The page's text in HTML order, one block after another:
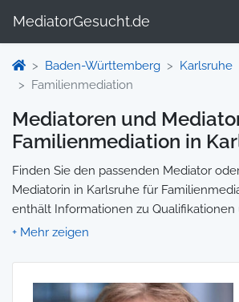
MediatorGesucht.de
Baden-Württemberg
Karlsruhe
Familienmediation
Mediatoren und
Familienmediation in
Finden Sie den passenden Mediator
Mediatorin in Karlsruhe für
enthält Informationen zu Qualifikationen
Spezialisierungen, sodass Sie gezielt die
Wir selbst vermitteln keine
Plattform zur Verfügung, um Ihnen die